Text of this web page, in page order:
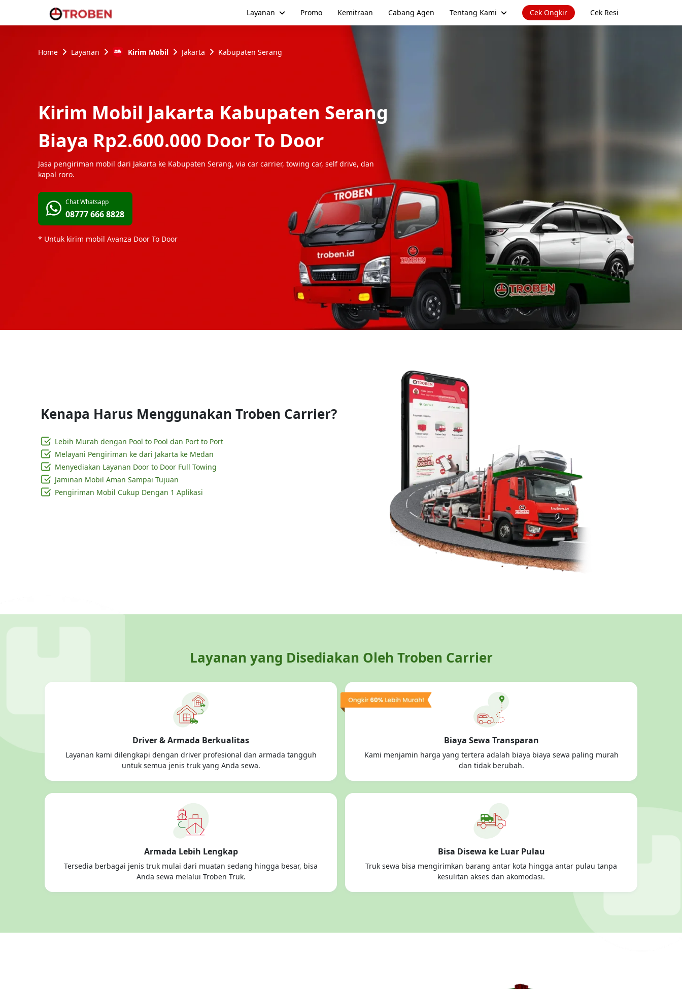
Layanan Promo Kemitraan Cabang Agen Tentang Kami Cek Ongkir Cek Resi
Home Layanan Kirim Mobil Jakarta Kabupaten Serang
Kirim Mobil Jakarta Kabupaten Serang
Biaya Rp2.600.000 Door To Door
Jasa pengiriman mobil dari Jakarta ke Kabupaten Serang, via car carrier, towing car, self drive, dan
kapal roro.
Chat Whatsapp
08777 666 8828
* Untuk kirim mobil Avanza Door To Door
Kenapa Harus Menggunakan Troben Carrier?
Lebih Murah dengan Pool to Pool dan Port to Port
Melayani Pengiriman ke dari Jakarta ke Medan
Menyediakan Layanan Door to Door Full Towing
Jaminan Mobil Aman Sampai Tujuan
Pengiriman Mobil Cukup Dengan 1 Aplikasi
Layanan yang Disediakan Oleh Troben Carrier
Driver & Armada Berkualitas
Layanan kami dilengkapi dengan driver profesional dan armada tangguh
untuk semua jenis truk yang Anda sewa.
Biaya Sewa Transparan
Kami menjamin harga yang tertera adalah biaya biaya sewa paling murah
dan tidak berubah.
Armada Lebih Lengkap
Tersedia berbagai jenis truk mulai dari muatan sedang hingga besar, bisa
Anda sewa melalui Troben Truk.
Bisa Disewa ke Luar Pulau
Truk sewa bisa mengirimkan barang antar kota hingga antar pulau tanpa
kesulitan akses dan akomodasi.